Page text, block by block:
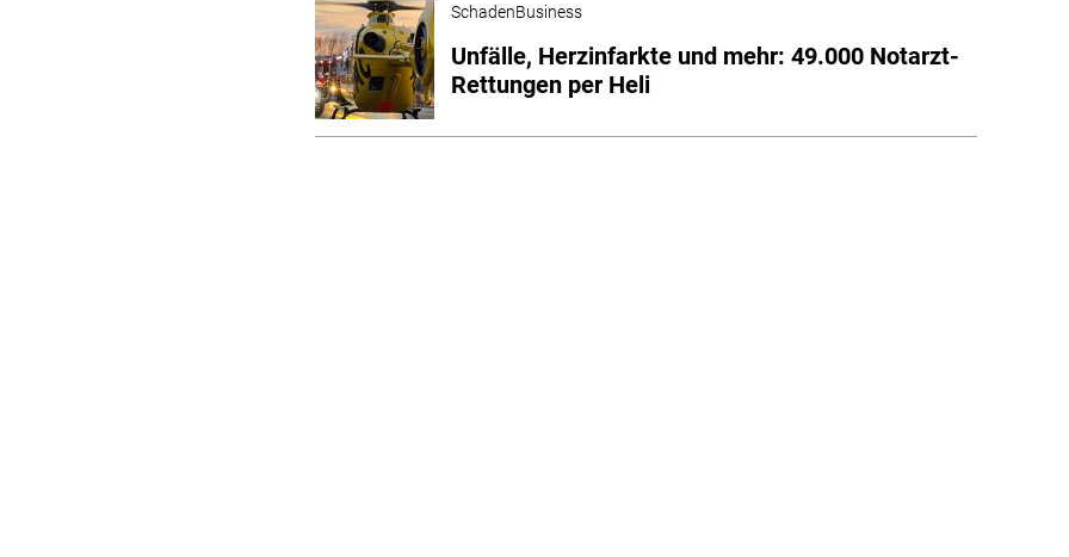
SchadenBusiness
Unfälle, Herzinfarkte und mehr: 49.000 Notarzt-
Rettungen per Heli